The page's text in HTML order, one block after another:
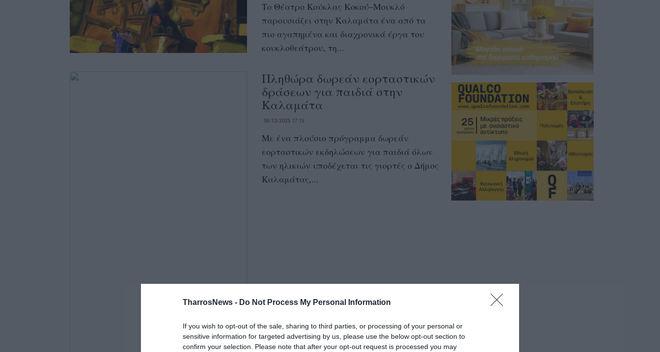
TharrosNews - Do Not Process My Personal Information
If you wish to opt-out of the sale, sharing to third parties, or processing of your personal or
sensitive information for targeted advertising by us, please use the below opt-out section to
confirm your selection. Please note that after your opt-out request is processed you may
Το Θέατρο Κούκλας Κοκού–Μουκλό
παρουσιάζει στην Καλαμάτα ένα από τα
πιο αγαπημένα και διαχρονικά έργα του
κουκλοθεάτρου, τη...
Πληθώρα δωρεάν εορταστικών
δράσεων για παιδιά στην
Καλαμάτα
18/12/2025 17:15
Με ένα πλούσιο πρόγραμμα δωρεάν
εορταστικών εκδηλώσεων για παιδιά όλων
των ηλικιών υποδέχεται τις γιορτές ο Δήμος
Καλαμάτας,...